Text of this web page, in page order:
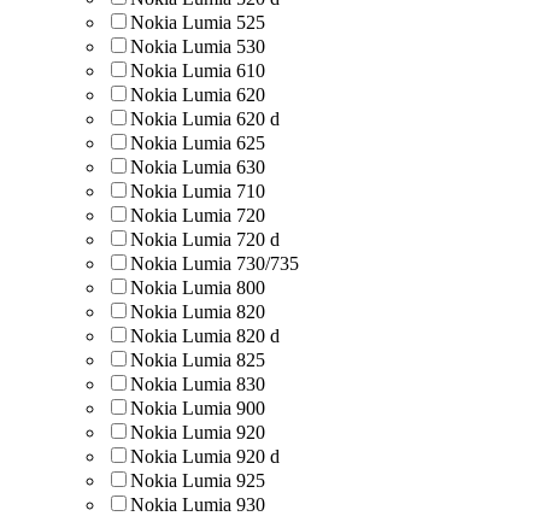
Nokia Lumia 525
Nokia Lumia 530
Nokia Lumia 610
Nokia Lumia 620
Nokia Lumia 620 d
Nokia Lumia 625
Nokia Lumia 630
Nokia Lumia 710
Nokia Lumia 720
Nokia Lumia 720 d
Nokia Lumia 730/735
Nokia Lumia 800
Nokia Lumia 820
Nokia Lumia 820 d
Nokia Lumia 825
Nokia Lumia 830
Nokia Lumia 900
Nokia Lumia 920
Nokia Lumia 920 d
Nokia Lumia 925
Nokia Lumia 930